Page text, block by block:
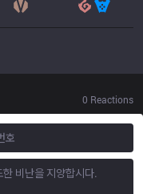
0 Reactions